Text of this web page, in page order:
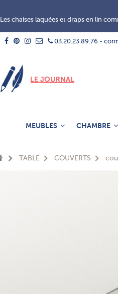
Les chaises laquées et draps en lin
03.20.23.89.76 -
MEUBLES CHAMBRE
TABLE COUVERTS